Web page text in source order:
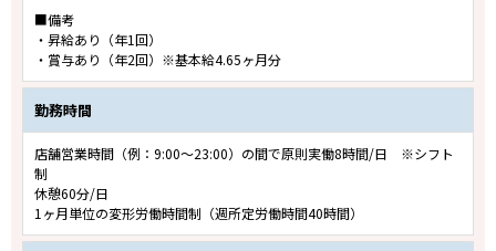
■備考
・昇給あり（年1回）
・賞与あり（年2回）※基本給4.65ヶ月分
勤務時間
店舗営業時間（例：9:00～23:00）の間で原則実働8時間/日 ※シフト
制
休憩60分/日
1ヶ月単位の変形労働時間制（週所定労働時間40時間）